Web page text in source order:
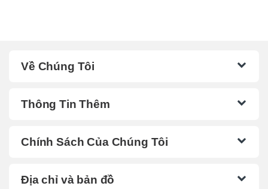
Về Chúng Tôi
Thông Tin Thêm
Chính Sách Của Chúng Tôi
Địa chỉ và bản đồ